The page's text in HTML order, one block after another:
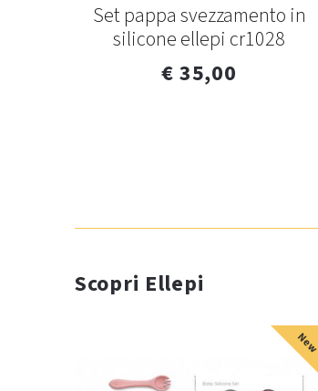
Set pappa svezzamento in
silicone ellepi cr1028
€ 35,00
Scopri Ellepi
New